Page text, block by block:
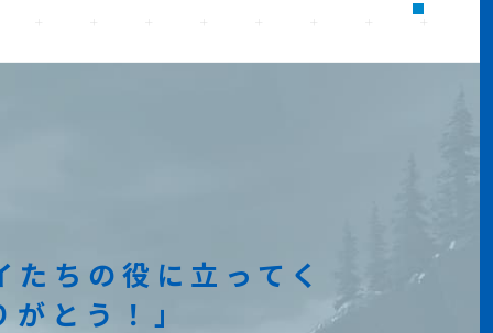
たちの役に立ってく
がとう！」